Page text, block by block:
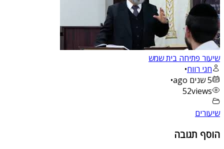
שיעור פתיחה בית שמש
חגי רווח•
5 שנים ago
•
52views
שיעורים
הוסף תגובה